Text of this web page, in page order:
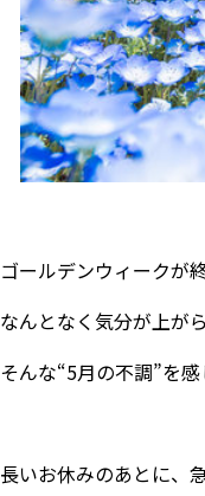
ゴールデンウィークが
なんとなく気分が上が
そんな“5月の不調”を
長いお休みのあとに、